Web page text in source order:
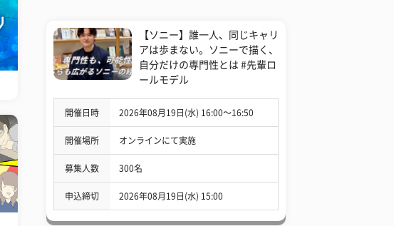
【ソニー】誰一人、同じキャリ
アは歩まない。ソニーで描く、
自分だけの専門性とは #先輩ロ
ールモデル
開催日時 2026年08月19日(水) 16:00〜16:50
開催場所 オンラインにて実施
募集人数 300名
申込締切 2026年08月19日(水) 15:00